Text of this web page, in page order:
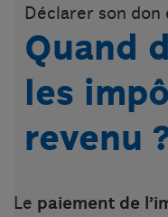
Déclarer son
Quand
les
revenu
Le paiement de